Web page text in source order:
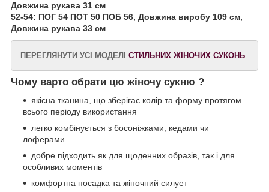
Довжина рукава 31 см
52-54: ПОГ 54 ПОТ 50 ПОБ 56, Довжина виробу 109 см,
Довжина рукава 33 см
ПЕРЕГЛЯНУТИ УСІ МОДЕЛІ СТИЛЬНИХ ЖІНОЧИХ СУКОНЬ
Чому варто обрати цю жіночу сукню ?
якісна тканина, що зберігає колір та форму протягом
всього періоду використання
легко комбінується з босоніжками, кедами чи
лоферами
добре підходить як для щоденних образів, так і для
особливих моментів
комфортна посадка та жіночний силует